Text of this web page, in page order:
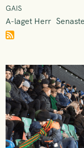
GAIS
A-laget Herr